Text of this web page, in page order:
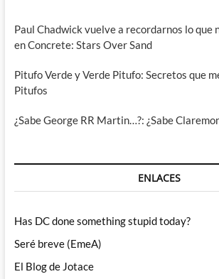
Paul Chadwick vuelve a recordarnos lo que
en Concrete: Stars Over Sand
Pitufo Verde y Verde Pitufo: Secretos que
Pitufos
¿Sabe George RR Martin…?: ¿Sabe
ENLACES
Has DC done something stupid today?
Seré breve (EmeA)
El Blog de Jotace